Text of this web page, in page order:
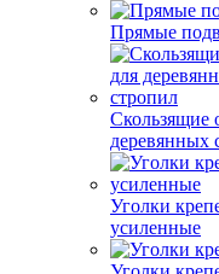
Прямые
Скользящие
деревянных
Уголки
усиленные